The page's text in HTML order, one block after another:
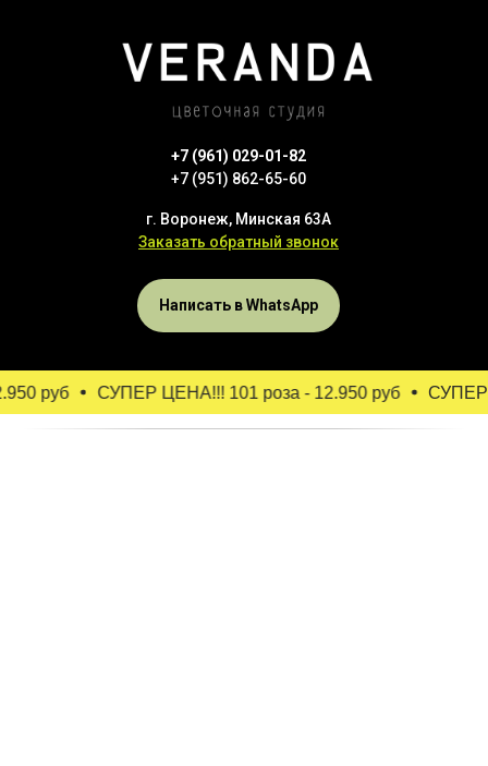
+7 (961) 029-01-82
+7 (951) 862-65-60
г. Воронеж, Минская 63А
Заказать обратный звонок
Написать в WhatsApp
руб СУПЕР ЦЕНА!!! 101 роза - 12.950 руб СУПЕР